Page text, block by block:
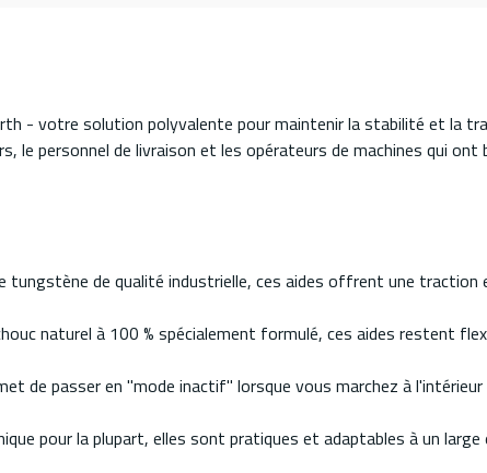
- votre solution polyvalente pour maintenir la stabilité et la
le personnel de livraison et les opérateurs de machines qui
tungstène de qualité industrielle, ces aides offrent une
naturel à 100 % spécialement formulé, ces aides restent
de passer en "mode inactif" lorsque vous marchez à
pour la plupart, elles sont pratiques et adaptables à un